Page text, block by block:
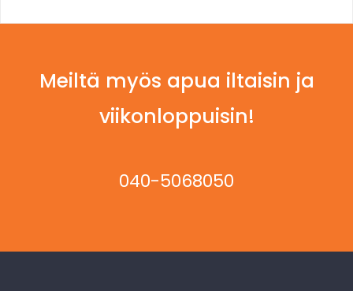
Meiltä myös apua iltaisin ja
viikonloppuisin!
040-5068050